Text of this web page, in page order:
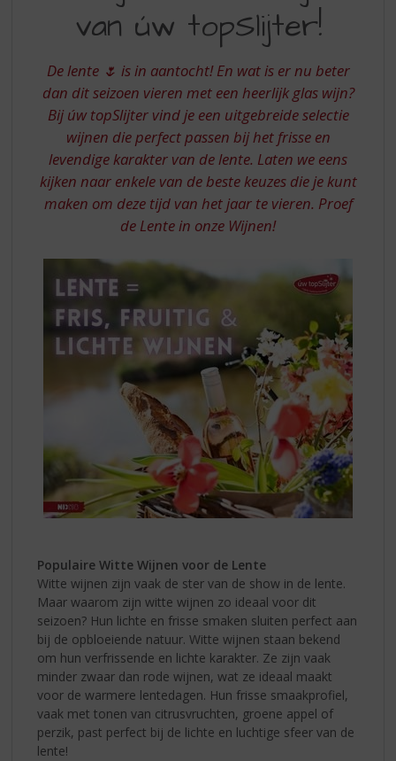
WIJNEN
UW
TOPSLIJTER
van úw topSlijter!
De lente 🌷 is in aantocht! En wat is er nu beter
dan dit seizoen vieren met een heerlijk glas wijn?
Bij úw topSlijter vind je een uitgebreide selectie
wijnen die perfect passen bij het frisse en
levendige karakter van de lente. Laten we eens
kijken naar enkele van de beste keuzes die je kunt
maken om deze tijd van het jaar te vieren. Proef
de Lente in onze Wijnen!
Populaire Witte Wijnen voor de Lente
Witte wijnen zijn vaak de ster van de show in de lente.
Maar waarom zijn witte wijnen zo ideaal voor dit
seizoen? Hun lichte en frisse smaken sluiten perfect aan
bij de opbloeiende natuur. Witte wijnen staan bekend
om hun verfrissende en lichte karakter. Ze zijn vaak
minder zwaar dan rode wijnen, wat ze ideaal maakt
voor de warmere lentedagen. Hun frisse smaakprofiel,
vaak met tonen van citrusvruchten, groene appel of
perzik, past perfect bij de lichte en luchtige sfeer van de
lente!